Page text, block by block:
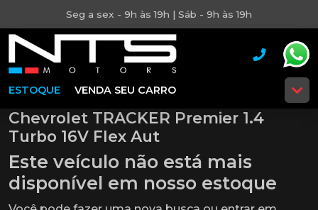
Seg a sex - 9h às 19h | Sáb - 9h às 19h
ESTOQUE VENDA SEU CARRO
Chevrolet TRACKER Premier 1.4
Turbo 16V Flex Aut
Este veículo não está mais
disponível em nosso estoque